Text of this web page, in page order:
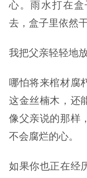
心。雨水打在
去，盒子里依然干
我把父亲轻轻地
哪怕将来棺材腐
这金丝楠木，还
像父亲说的那样
不会腐烂的心。
如果你也正在经